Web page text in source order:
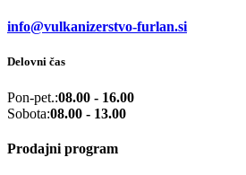
info@vulkanizerstvo-furlan.si
Delovni čas
Pon-pet.:08.00 - 16.00
Sobota:08.00 - 13.00
Prodajni program